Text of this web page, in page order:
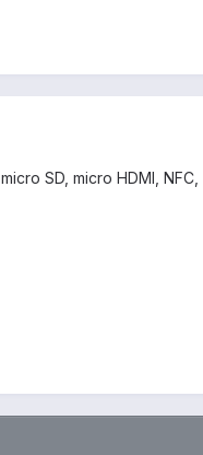
SD, micro HDMI, NFC,